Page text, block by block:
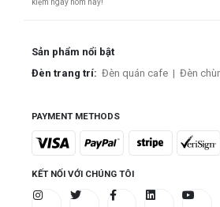
kiệm ngay hôm nay!
Sản phẩm nổi bật
Đèn trang trí: Đèn quán cafe | Đèn
PAYMENT METHODS
KẾT NỐI VỚI CHÚNG TÔI